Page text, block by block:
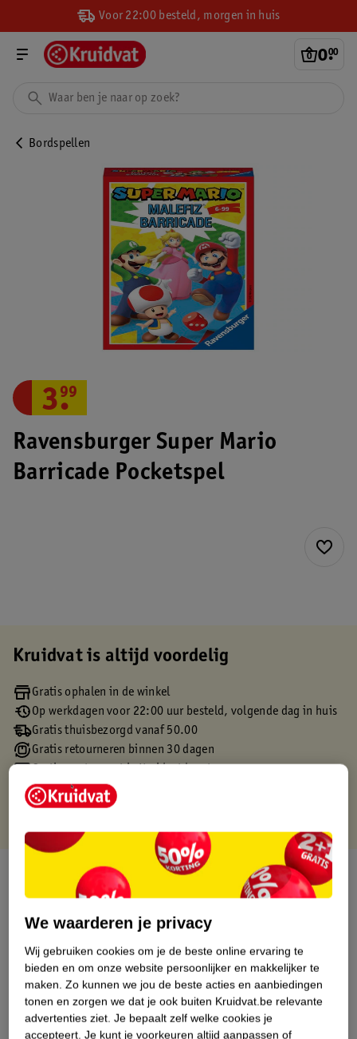
Voor 22:00 besteld, morgen in huis
0.
00
Bordspellen
Ravensburger Super Mario
Barricade Pocketspel
3.
99
Kruidvat is altijd voordelig
Gratis ophalen in de winkel
Op werkdagen voor 22:00 uur besteld, volgende dag in huis
Gratis thuisbezorgd vanaf 50.00
Gratis retourneren binnen 30 dagen
Over dit product
Etiketinformatie
Nature Impact Score
Dit product heeft (nog) geen Nature
We waarderen je privacy
Wij gebruiken cookies om je de beste online ervaring te
bieden en om onze website persoonlijker en makkelijker te
maken. Zo kunnen we jou de beste acties en aanbiedingen
tonen en zorgen we dat je ook buiten Kruidvat.be relevante
advertenties ziet. Je bepaalt zelf welke cookies je
accepteert. Je kunt je voorkeuren altijd aanpassen of